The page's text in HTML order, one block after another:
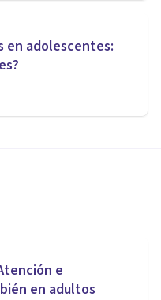
en adolescentes:
e
en adultos